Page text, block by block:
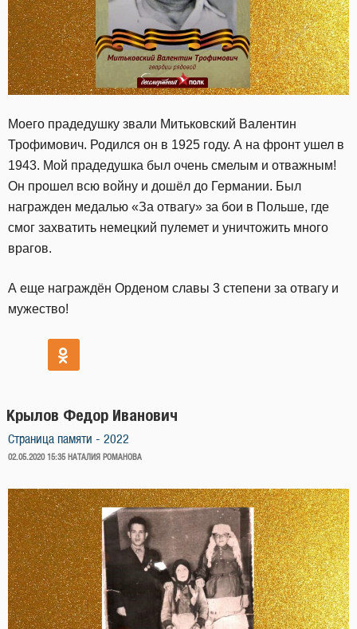
Моего прадедушку звали Митьковский Валентин
Трофимович. Родился он в 1925 году. А на фронт ушел в
1943. Мой прадедушка был очень смелым и отважным!
Он прошел всю войну и дошёл до Германии. Был
награжден медалью «За отвагу» за бои в Польше, где
смог захватить немецкий пулемет и уничтожить много
врагов.
А еще награждён Орденом славы 3 степени за отвагу и
мужество!
Крылов Федор Иванович
Страница памяти - 2022
ОПУБЛИКОВАНО
02.05.2020 15:35 НАТАЛИЯ РОМАНОВА